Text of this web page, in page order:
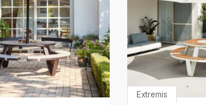
Extremis